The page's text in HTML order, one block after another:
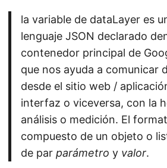
la variable de dataLayer es
lenguaje JSON declarado
contenedor principal de
que nos ayuda a comunicar
desde el sitio web /
interfaz o viceversa, con la
análisis o medición. El
compuesto de un objeto o
de par parámetro y valor.